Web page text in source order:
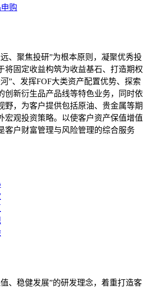
购
、聚焦投研”为根本原则，凝聚优秀投
将固定收益构筑为收益基石、打造期权
”、发挥FOF大类资产配置优势、探索
创新衍生品产品线等特色业务，同时依
野，为客户提供包括原油、贵金属等期
宏观投资策略。以使客户资产保值增值
客户财富管理与风险管理的综合服务
、稳健发展”的研发理念，着重打造客